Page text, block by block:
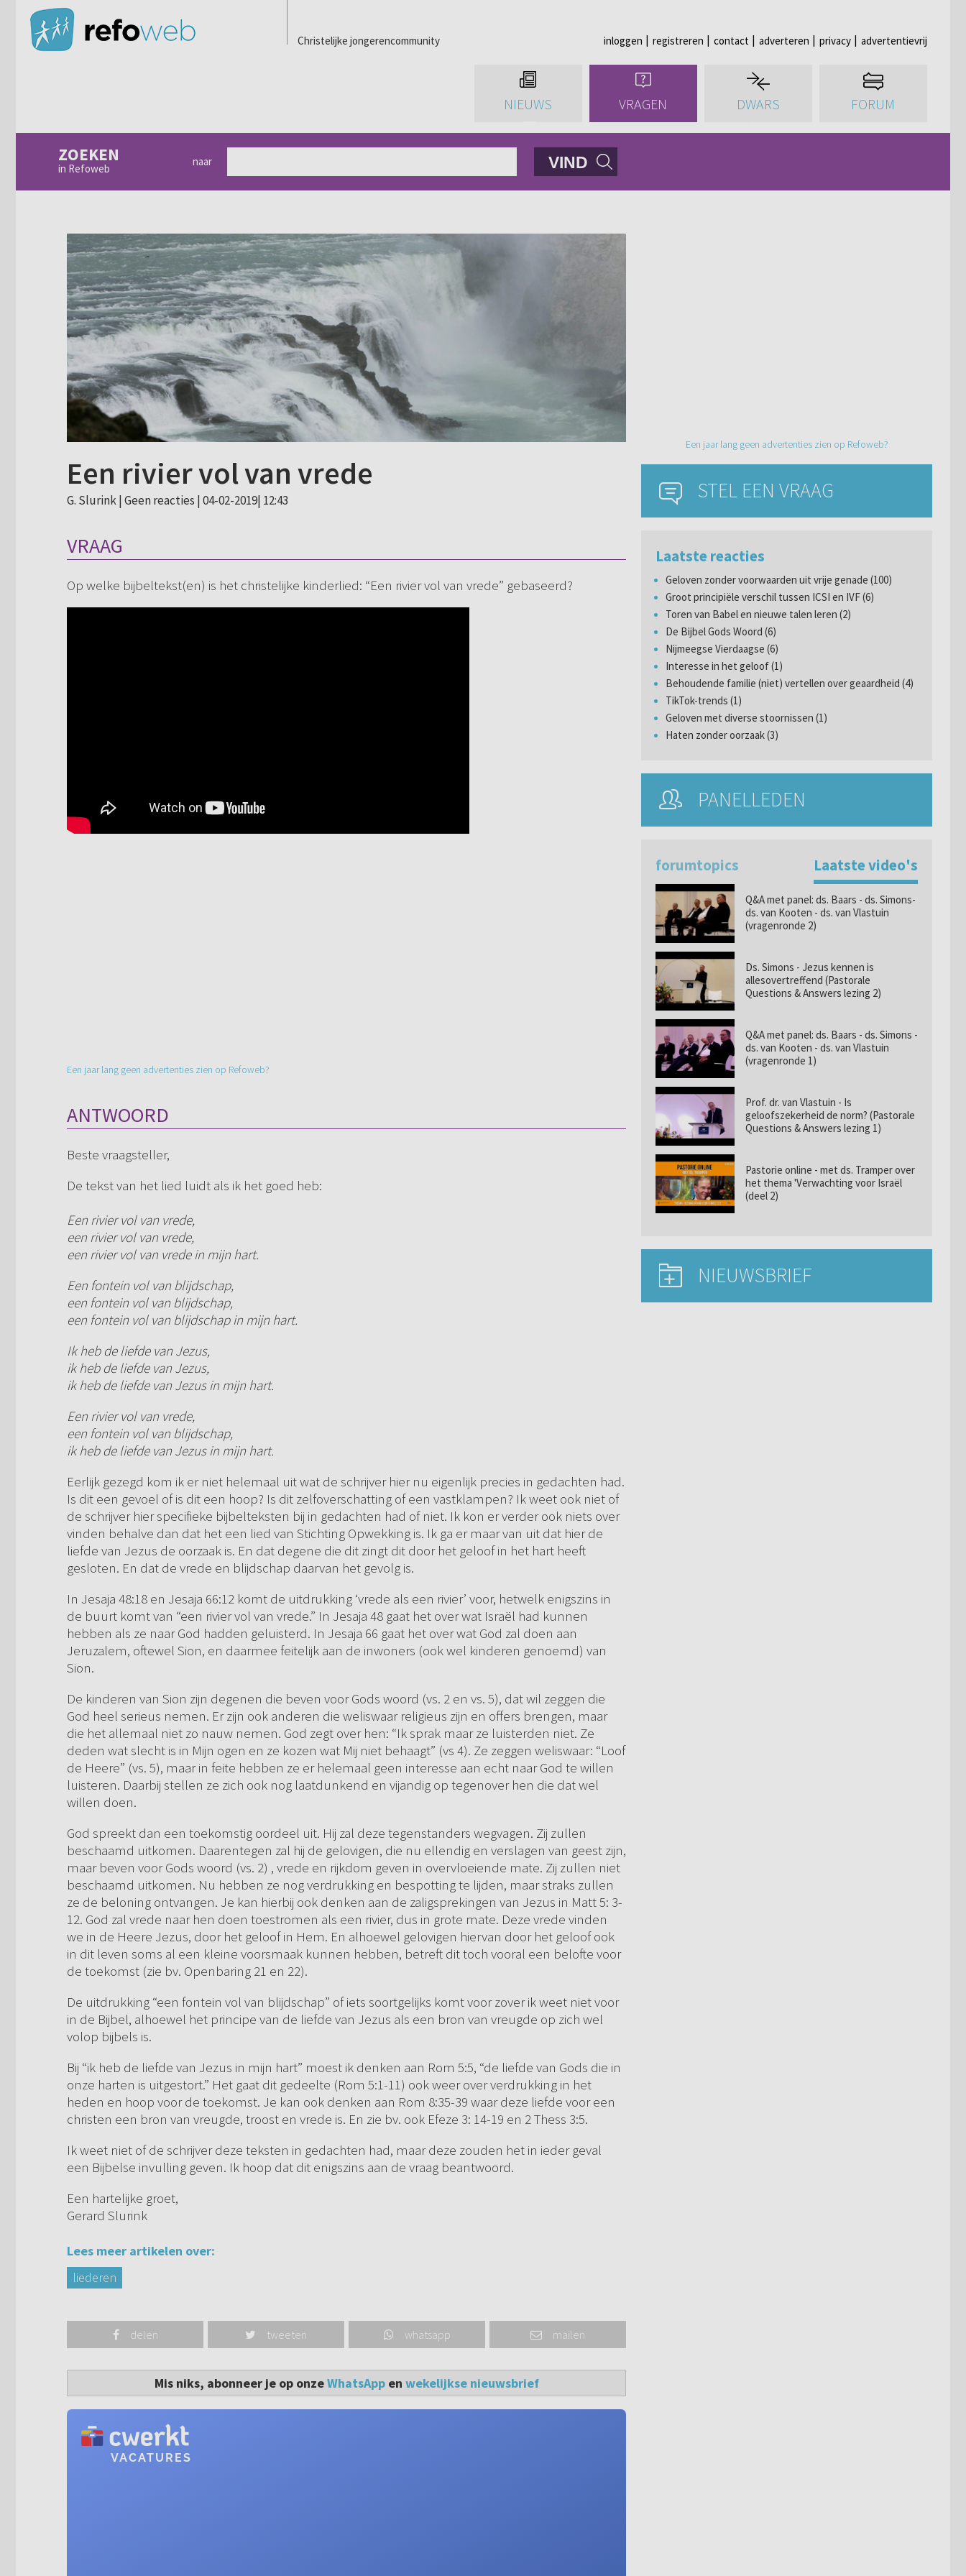
Christelijke jongerencommunity inloggen registreren contact adverteren privacy advertentievrij
NIEUWS VRAGEN DWARS FORUM
ZOEKEN
in Refoweb
naar VIND
Een rivier vol van vrede
G. Slurink | Geen reacties | 04-02-2019| 12:43
VRAAG
Op welke bijbeltekst(en) is het christelijke kinderlied: “Een rivier vol van vrede” gebaseerd?
Een jaar lang geen advertenties zien op Refoweb?
ANTWOORD
Beste vraagsteller,
De tekst van het lied luidt als ik het goed heb:
Een rivier vol van vrede,
een rivier vol van vrede,
een rivier vol van vrede in mijn hart.
Een fontein vol van blijdschap,
een fontein vol van blijdschap,
een fontein vol van blijdschap in mijn hart.
Ik heb de liefde van Jezus,
ik heb de liefde van Jezus,
ik heb de liefde van Jezus in mijn hart.
Een rivier vol van vrede,
een fontein vol van blijdschap,
ik heb de liefde van Jezus in mijn hart.
Eerlijk gezegd kom ik er niet helemaal uit wat de schrijver hier nu eigenlijk precies in gedachten had.
Is dit een gevoel of is dit een hoop? Is dit zelfoverschatting of een vastklampen? Ik weet ook niet of
de schrijver hier specifieke bijbelteksten bij in gedachten had of niet. Ik kon er verder ook niets over
vinden behalve dan dat het een lied van Stichting Opwekking is. Ik ga er maar van uit dat hier de
liefde van Jezus de oorzaak is. En dat degene die dit zingt dit door het geloof in het hart heeft
gesloten. En dat de vrede en blijdschap daarvan het gevolg is.
In Jesaja 48:18 en Jesaja 66:12 komt de uitdrukking ‘vrede als een rivier’ voor, hetwelk enigszins in
de buurt komt van “een rivier vol van vrede.” In Jesaja 48 gaat het over wat Israël had kunnen
hebben als ze naar God hadden geluisterd. In Jesaja 66 gaat het over wat God zal doen aan
Jeruzalem, oftewel Sion, en daarmee feitelijk aan de inwoners (ook wel kinderen genoemd) van
Sion.
De kinderen van Sion zijn degenen die beven voor Gods woord (vs. 2 en vs. 5), dat wil zeggen die
God heel serieus nemen. Er zijn ook anderen die weliswaar religieus zijn en offers brengen, maar
die het allemaal niet zo nauw nemen. God zegt over hen: “Ik sprak maar ze luisterden niet. Ze
deden wat slecht is in Mijn ogen en ze kozen wat Mij niet behaagt” (vs 4). Ze zeggen weliswaar: “Loof
de Heere” (vs. 5), maar in feite hebben ze er helemaal geen interesse aan echt naar God te willen
luisteren. Daarbij stellen ze zich ook nog laatdunkend en vijandig op tegenover hen die dat wel
willen doen.
God spreekt dan een toekomstig oordeel uit. Hij zal deze tegenstanders wegvagen. Zij zullen
beschaamd uitkomen. Daarentegen zal hij de gelovigen, die nu ellendig en verslagen van geest zijn,
maar beven voor Gods woord (vs. 2) , vrede en rijkdom geven in overvloeiende mate. Zij zullen niet
beschaamd uitkomen. Nu hebben ze nog verdrukking en bespotting te lijden, maar straks zullen
ze de beloning ontvangen. Je kan hierbij ook denken aan de zaligsprekingen van Jezus in Matt 5: 3-
12. God zal vrede naar hen doen toestromen als een rivier, dus in grote mate. Deze vrede vinden
we in de Heere Jezus, door het geloof in Hem. En alhoewel gelovigen hiervan door het geloof ook
in dit leven soms al een kleine voorsmaak kunnen hebben, betreft dit toch vooral een belofte voor
de toekomst (zie bv. Openbaring 21 en 22).
De uitdrukking “een fontein vol van blijdschap” of iets soortgelijks komt voor zover ik weet niet voor
in de Bijbel, alhoewel het principe van de liefde van Jezus als een bron van vreugde op zich wel
volop bijbels is.
Bij “ik heb de liefde van Jezus in mijn hart” moest ik denken aan Rom 5:5, “de liefde van Gods die in
onze harten is uitgestort.” Het gaat dit gedeelte (Rom 5:1-11) ook weer over verdrukking in het
heden en hoop voor de toekomst. Je kan ook denken aan Rom 8:35-39 waar deze liefde voor een
christen een bron van vreugde, troost en vrede is. En zie bv. ook Efeze 3: 14-19 en 2 Thess 3:5.
Ik weet niet of de schrijver deze teksten in gedachten had, maar deze zouden het in ieder geval
een Bijbelse invulling geven. Ik hoop dat dit enigszins aan de vraag beantwoord.
Een hartelijke groet,
Gerard Slurink
Lees meer artikelen over:
liederen
delen tweeten whatsapp mailen
Mis niks, abonneer je op onzeWhatsAppen wekelijkse nieuwsbrief
Een jaar lang geen advertenties zien op Refoweb?
STEL EEN VRAAG
Laatste reacties
Geloven zonder voorwaarden uit vrije genade (100)
Groot principiële verschil tussen ICSI en IVF (6)
Toren van Babel en nieuwe talen leren (2)
De Bijbel Gods Woord (6)
Nijmeegse Vierdaagse (6)
Interesse in het geloof (1)
Behoudende familie (niet) vertellen over geaardheid (4)
TikTok-trends (1)
Geloven met diverse stoornissen (1)
Haten zonder oorzaak (3)
PANELLEDEN
forumtopics Laatste video's
Q&A met panel: ds. Baars - ds. Simons-
ds. van Kooten - ds. van Vlastuin
(vragenronde 2)
Ds. Simons - Jezus kennen is
allesovertreffend (Pastorale
Questions & Answers lezing 2)
Q&A met panel: ds. Baars - ds. Simons -
ds. van Kooten - ds. van Vlastuin
(vragenronde 1)
Prof. dr. van Vlastuin - Is
geloofszekerheid de norm? (Pastorale
Questions & Answers lezing 1)
Pastorie online - met ds. Tramper over
het thema 'Verwachting voor Israël
(deel 2)
NIEUWSBRIEF